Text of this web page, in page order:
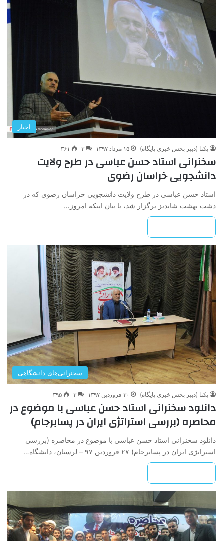
اخبار
یکتا (دبیر بخش خبری پایگاه) ۱۵ مرداد ۱۳۹۷ ۳ ۳۶۱
سخنرانی استاد حسن عباسی در طرح ولایت
دانشجویی خراسان رضوی
استاد حسن عباسی در طرح ولایت دانشجویی خراسان رضوی که در
دشت بهشت شاندیز برگزار شد، با بیان اینکه امروز…
سخنرانی‌های دانشگاهی
یکتا (دبیر بخش خبری پایگاه) ۳۰ فروردین ۱۳۹۷ ۳ ۳۹۵
دانلود سخنرانی استاد حسن عباسی با موضوع در
محاصره (بررسی استراتژی ایران در پسابرجام)
دانلود سخنرانی استاد حسن عباسی با موضوع در محاصره (بررسی
استراتژی ایران در پسابرجام) ۲۷ فروردین ۹۷ – لرستان، دانشگاه…